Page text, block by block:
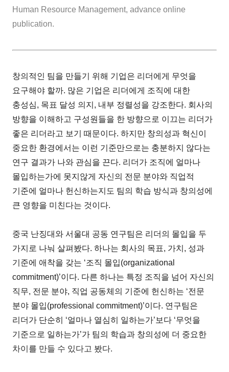
Human Resource Management, advance online
publication.
창의적인 팀을 만들기 위해 기업은 리더에게 무엇을
요구해야 할까. 많은 기업은 리더에게 조직에 대한
충성심, 목표 달성 의지, 내부 정렬성을 강조한다. 회사의
방향을 이해하고 구성원들을 한 방향으로 이끄는 리더가
좋은 리더라고 보기 때문이다. 하지만 창의성과 혁신이
중요한 환경에서는 이런 기준만으로는 충분하지 않다는
연구 결과가 나와 관심을 끈다. 리더가 조직에 얼마나
몰입하는가에 못지않게 자신의 전문 분야와 직업적
기준에 얼마나 헌신하는지도 팀의 학습 방식과 창의성에
큰 영향을 미친다는 것이다.
중국 난징대와 서울대 공동 연구팀은 리더의 몰입을 두
가지로 나눠 살펴봤다. 하나는 회사의 목표, 가치, 성과
기준에 애착을 갖는 ‘조직 몰입(organizational
commitment)’이다. 다른 하나는 특정 조직을 넘어 자신의
직무, 전문 분야, 직업 공동체의 기준에 헌신하는 ‘전문
분야 몰입(professional commitment)’이다. 연구팀은
리더가 단순히 ‘얼마나 열심히 일하는가’보다 ‘무엇을
기준으로 일하는가’가 팀의 학습과 창의성에 더 중요한
차이를 만들 수 있다고 봤다.